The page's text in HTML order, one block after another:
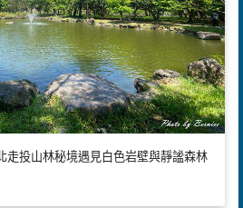
走投山林秘境遇見白色岩壁與靜謐森林